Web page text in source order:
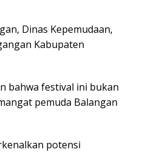
Dinas Kepemudaan,
Kabupaten
bahwa festival ini bukan
pemuda Balangan
potensi